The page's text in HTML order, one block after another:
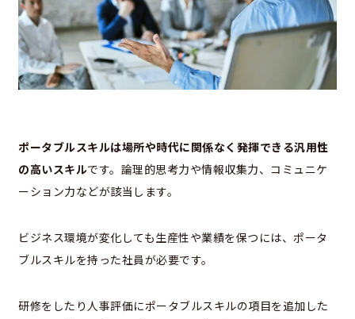
ポータブルスキルは場所や時代に関係なく発揮できる汎用性
の高いスキルです。論理的思考力や情報収集力、コミュニケ
ーション力などが該当します。
ビジネス環境が変化しても生産性や業績を保つには、ポータ
ブルスキルを持った社員が必要です。
研修をしたり人事評価にポータブルスキルの項目を追加した